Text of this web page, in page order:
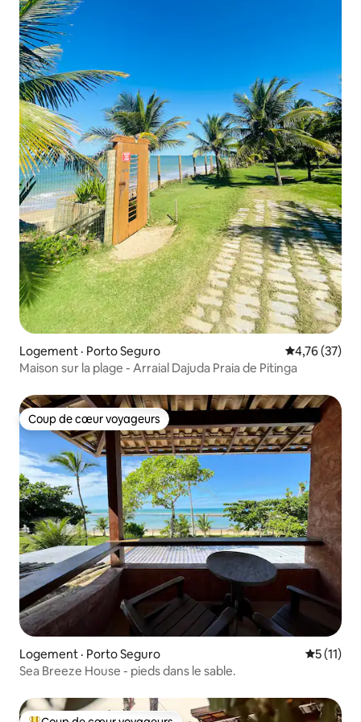
Logement · Porto Seguro Note
4,76 (37)
Maison sur la plage - Arraial Dajuda Praia de Pitinga
Coup de cœur voyageurs
Coup de cœur voyageurs
Logement · Porto Seguro Note
5 (11)
Sea Breeze House - pieds dans le sable.